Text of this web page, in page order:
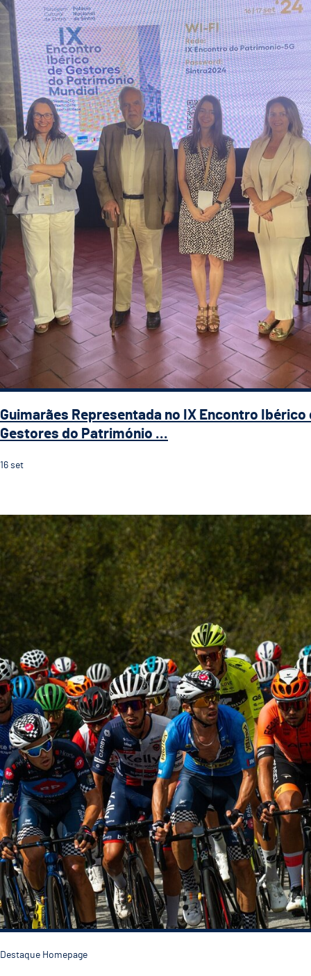
Guimarães Representada no IX Encontro Ibérico
Gestores do Património ...
16 set
Guimarães recebe a 5.ª etapa do 33.º Grande
Destaque Homepage